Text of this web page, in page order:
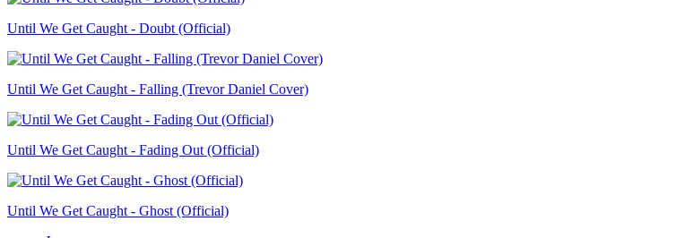
Until We Get Caught - Doubt (Official)
Until We Get Caught - Falling (Trevor Daniel Cover)
Until We Get Caught - Fading Out (Official)
Until We Get Caught - Ghost (Official)